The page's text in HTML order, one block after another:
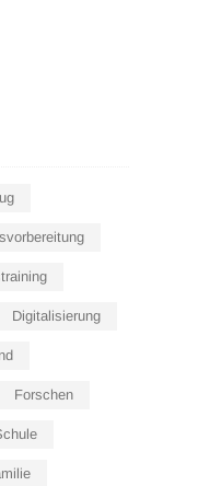
Digitalisierung
Forschen